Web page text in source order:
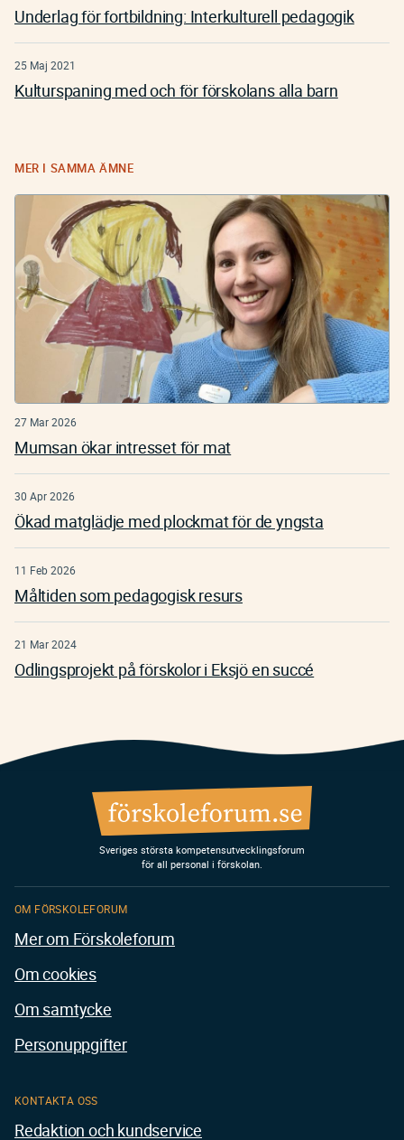
Underlag för fortbildning: Interkulturell pedagogik
25 Maj 2021
Kulturspaning med och för förskolans alla barn
MER I SAMMA ÄMNE
27 Mar 2026
Mumsan ökar intresset för mat
30 Apr 2026
Ökad matglädje med plockmat för de yngsta
11 Feb 2026
Måltiden som pedagogisk resurs
21 Mar 2024
Odlingsprojekt på förskolor i Eksjö en succé
Sveriges största kompetensutvecklingsforum
för all personal i förskolan.
KONTAKTA OSS
Redaktion och kundservice
OM FÖRSKOLEFORUM
Mer om Förskoleforum
Om cookies
Om samtycke
Personuppgifter